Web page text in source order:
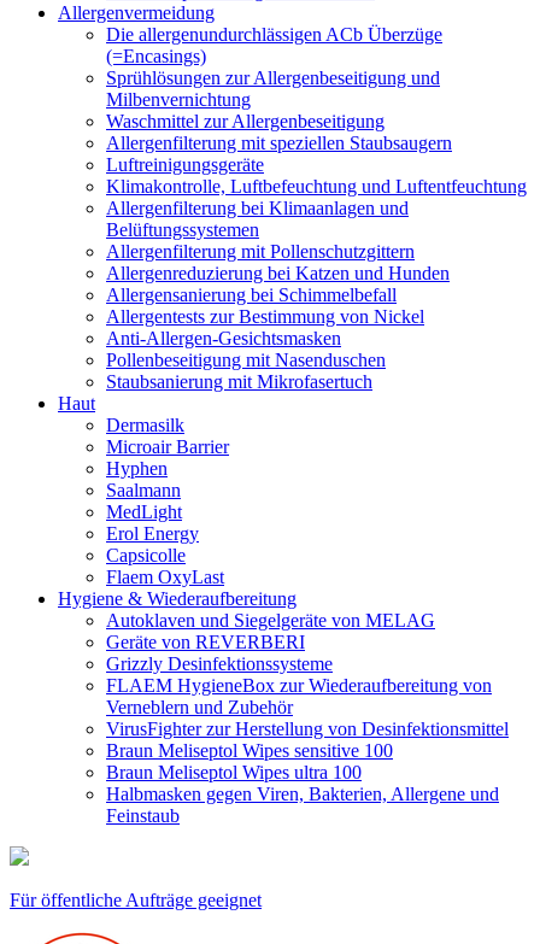
Allergenvermeidung
Die allergenundurchlässigen ACb Überzüge
(=Encasings)
Sprühlösungen zur Allergenbeseitigung und
Milbenvernichtung
Waschmittel zur Allergenbeseitigung
Allergenfilterung mit speziellen Staubsaugern
Luftreinigungsgeräte
Klimakontrolle, Luftbefeuchtung und Luftentfeuchtung
Allergenfilterung bei Klimaanlagen und
Belüftungssystemen
Allergenfilterung mit Pollenschutzgittern
Allergenreduzierung bei Katzen und Hunden
Allergensanierung bei Schimmelbefall
Allergentests zur Bestimmung von Nickel
Anti-Allergen-Gesichtsmasken
Pollenbeseitigung mit Nasenduschen
Staubsanierung mit Mikrofasertuch
Haut
Dermasilk
Microair Barrier
Hyphen
Saalmann
MedLight
Erol Energy
Capsicolle
Flaem OxyLast
Hygiene & Wiederaufbereitung
Autoklaven und Siegelgeräte von MELAG
Geräte von REVERBERI
Grizzly Desinfektionssysteme
FLAEM HygieneBox zur Wiederaufbereitung von
Verneblern und Zubehör
VirusFighter zur Herstellung von Desinfektionsmittel
Braun Meliseptol Wipes sensitive 100
Braun Meliseptol Wipes ultra 100
Halbmasken gegen Viren, Bakterien, Allergene und
Feinstaub
Für öffentliche Aufträge geeignet